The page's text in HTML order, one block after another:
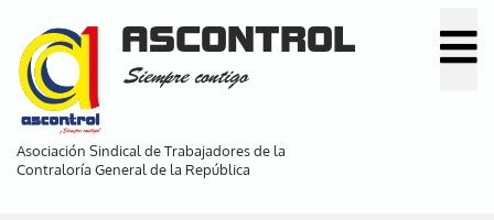
contenido
principal
ASCONTROL
Siempre contigo
Asociación Sindical de Trabajadores de la
Contraloría General de la República